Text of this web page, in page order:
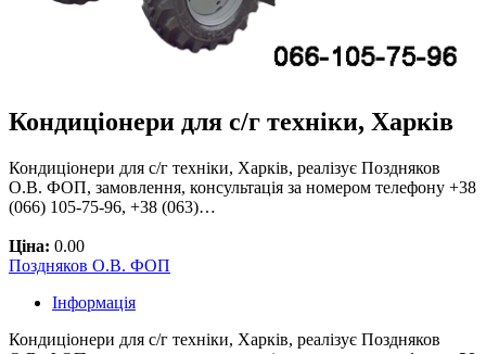
Кондиціонери для с/г техніки, Харків
Кондиціонери для с/г техніки, Харків, реалізує Поздняков
О.В. ФОП, замовлення, консультація за номером телефону +38
(066) 105-75-96, +38 (063)…
Ціна: 0.00
Поздняков О.В. ФОП
Інформація
Кондиціонери для с/г техніки, Харків, реалізує Поздняков